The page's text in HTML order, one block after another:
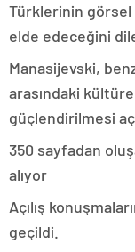
Türklerinin görsel
elde edeceğini
Manasijevski,
arasındaki
güçlendirilmesi
350 sayfadan
alıyor
Açılış
geçildi.